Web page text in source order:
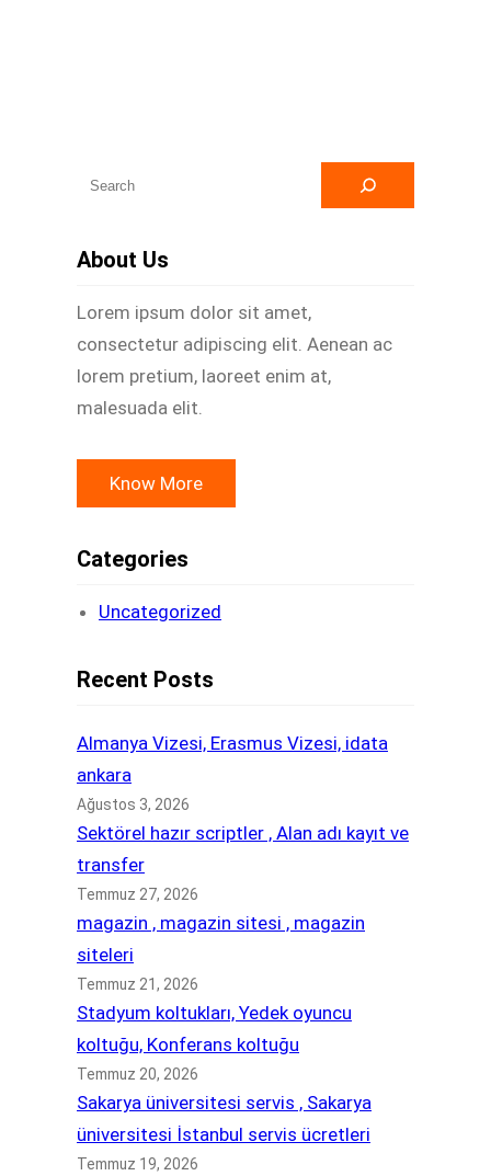
About Us
Lorem ipsum dolor sit amet,
consectetur adipiscing elit. Aenean ac
lorem pretium, laoreet enim at,
malesuada elit.
Know More
Categories
Uncategorized
Recent Posts
Almanya Vizesi, Erasmus Vizesi, idata
ankara
Ağustos 3, 2026
Sektörel hazır scriptler , Alan adı kayıt ve
transfer
Temmuz 27, 2026
magazin , magazin sitesi , magazin
siteleri
Temmuz 21, 2026
Stadyum koltukları, Yedek oyuncu
koltuğu, Konferans koltuğu
Temmuz 20, 2026
Sakarya üniversitesi servis , Sakarya
üniversitesi İstanbul servis ücretleri
Temmuz 19, 2026